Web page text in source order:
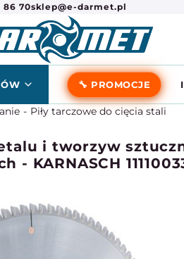
86 70sklep@e-darmet.pl
🔧 PROMOCJE
Piły tarczowe do cięcia stali
i tworzyw
- KARNASCH